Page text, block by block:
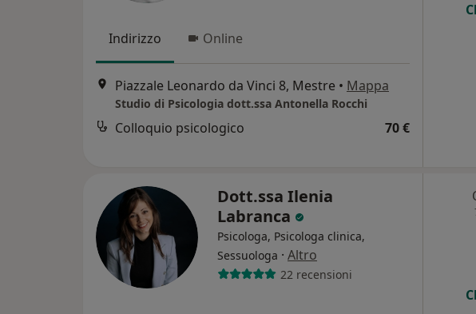
Indirizzo Online
Piazzale Leonardo da Vinci 8, Mestre • Mappa
Studio di Psicologia dott.ssa Antonella Rocchi
Colloquio psicologico 70 €
Dott.ssa Ilenia
Labranca
Psicologa, Psicologa clinica,
Sessuologa · Altro
22 recensioni